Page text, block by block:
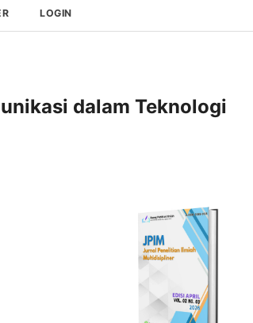
LOGIN
dalam Teknologi